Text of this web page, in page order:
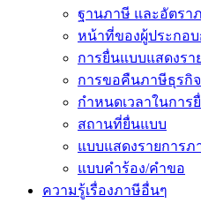
ฐานภาษี และอัตรา
หน้าที่ของผู้ประกอบ
การยื่นแบบแสดงรา
การขอคืนภาษีธุรกิจ
กำหนดเวลาในการ
สถานที่ยื่นแบบ
แบบแสดงรายการภ
แบบคำร้อง/คำขอ
ความรู้เรื่องภาษีอื่นๆ